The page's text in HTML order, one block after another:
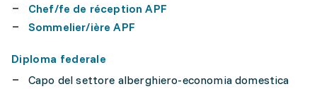
Chef/fe de réception APF
Sommelier/ière APF
Diploma federale
Capo del settore alberghiero-economia domestica